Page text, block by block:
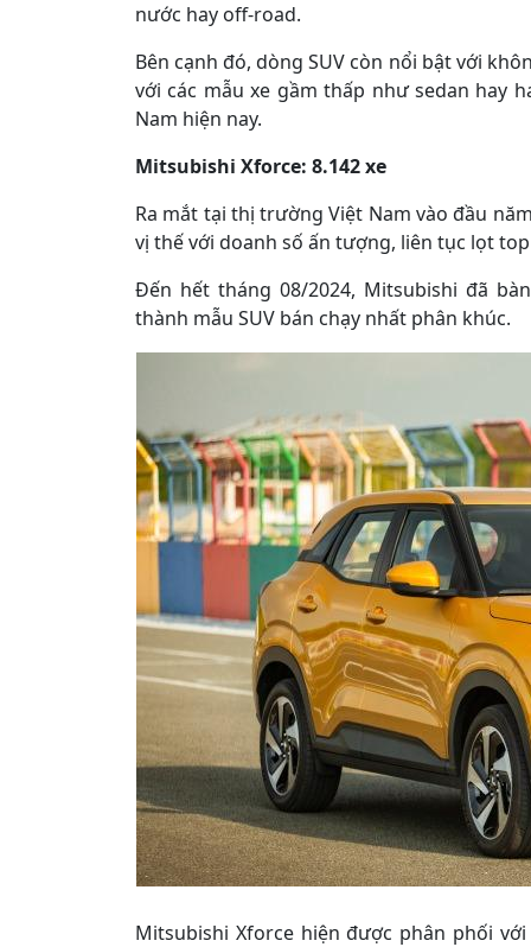
nước hay off-road.
Bên cạnh đó, dòng SUV còn nổi bật với
với các mẫu xe gầm thấp như sedan hay
Nam hiện nay.
Mitsubishi Xforce: 8.142 xe
Ra mắt tại thị trường Việt Nam vào đầu
vị thế với doanh số ấn tượng, liên tục lọt
Đến hết tháng 08/2024, Mitsubishi đã
thành mẫu SUV bán chạy nhất phân khúc.
Mitsubishi Xforce hiện được phân phối với